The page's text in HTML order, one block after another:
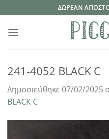
στο
περιεχόμενο
ΔΩΡΕΑΝ
241-4052 BLACK C
Δημοσιεύθηκε 07/02/2025
BLACK C